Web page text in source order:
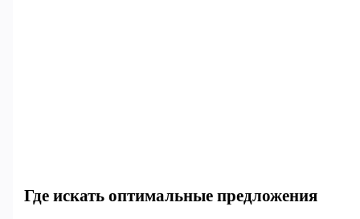
Где искать оптимальные предложения